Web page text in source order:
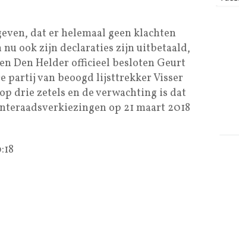
dat er helemaal geen klachten
ook zijn declaraties zijn uitbetaald,
Den Helder officieel besloten Geurt
partij van beoogd lijsttrekker Visser
drie zetels en de verwachting is dat
op 21 maart 2018